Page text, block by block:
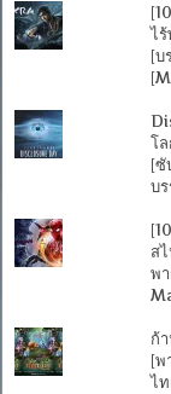
ไ
[บ
โ
[ซั
บ
ส
พ
ก้
[พ
ไ